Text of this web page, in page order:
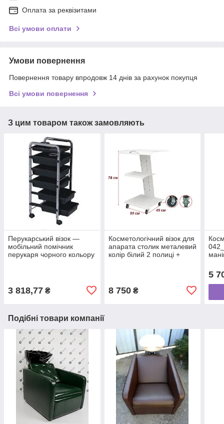
Оплата за реквізитами
Всі умови оплати
Умови повернення
Повернення товару впродовж 14 днів за рахунок покупця
Всі умови повернення
З цим товаром також замовляють
Перукарський візок —
мобільний помічник
перукаря чорного кольору
3 818,77 ₴
Косметологічний візок для
апарата столик металевий
колір білий 2 полиці +
8 750₴
5
Подібні товари компанії